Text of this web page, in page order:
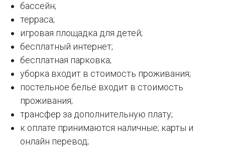
бассейн;
терраса;
игровая площадка для детей;
бесплатный интернет;
бесплатная парковка;
уборка входит в стоимость проживания;
постельное бельё входит в стоимость
проживания;
трансфер за дополнительную плату;
к оплате принимаются наличные; карты и
онлайн перевод;